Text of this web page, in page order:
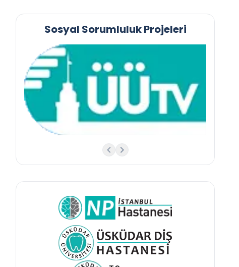
Sosyal Sorumluluk Projeleri